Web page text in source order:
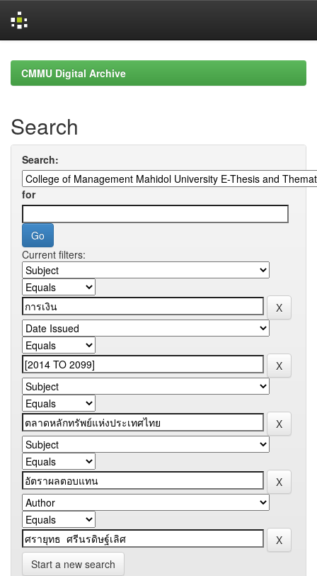
navigationCMMU Digital Archive
Search
Search:
for
Current filters:
Start a new search